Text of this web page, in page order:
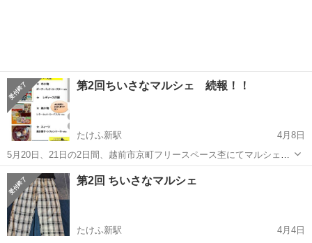
第2回ちいさなマルシェ 続報！！
たけふ新駅
4月8日
5月20日、21日の2日間、越前市京町フリースペース杢にてマルシェを
開きます。レディース用トップス、パンツ、ワンピース、スカートな
ど。しかも未使用品多数！！10〜20代の方に特にオススメです。 価格
は300円〜1000円とリ...
福井 越前市 たけふ新駅
第2回 ちいさなマルシェ
たけふ新駅
4月4日